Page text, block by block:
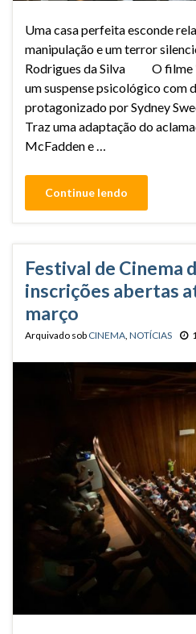
Uma casa perfeita esconde
manipulação e um terror
Rodrigues da Silva O filme
um suspense psicológico com
protagonizado por Sydney
Traz uma adaptação do
McFadden e …
Continue lendo
Festival de Cinema
inscrições abertas
março
Arquivado sob CINEMA NOTÍCIAS